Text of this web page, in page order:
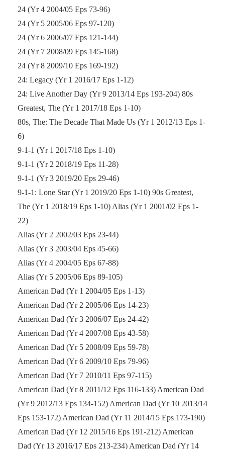
24 (Yr 4 2004/05 Eps 73-96)
24 (Yr 5 2005/06 Eps 97-120)
24 (Yr 6 2006/07 Eps 121-144)
24 (Yr 7 2008/09 Eps 145-168)
24 (Yr 8 2009/10 Eps 169-192)
24: Legacy (Yr 1 2016/17 Eps 1-12)
24: Live Another Day (Yr 9 2013/14 Eps 193-204) 80s
Greatest, The (Yr 1 2017/18 Eps 1-10)
80s, The: The Decade That Made Us (Yr 1 2012/13 Eps 1-
6)
9-1-1 (Yr 1 2017/18 Eps 1-10)
9-1-1 (Yr 2 2018/19 Eps 11-28)
9-1-1 (Yr 3 2019/20 Eps 29-46)
9-1-1: Lone Star (Yr 1 2019/20 Eps 1-10) 90s Greatest,
The (Yr 1 2018/19 Eps 1-10) Alias (Yr 1 2001/02 Eps 1-
22)
Alias (Yr 2 2002/03 Eps 23-44)
Alias (Yr 3 2003/04 Eps 45-66)
Alias (Yr 4 2004/05 Eps 67-88)
Alias (Yr 5 2005/06 Eps 89-105)
American Dad (Yr 1 2004/05 Eps 1-13)
American Dad (Yr 2 2005/06 Eps 14-23)
American Dad (Yr 3 2006/07 Eps 24-42)
American Dad (Yr 4 2007/08 Eps 43-58)
American Dad (Yr 5 2008/09 Eps 59-78)
American Dad (Yr 6 2009/10 Eps 79-96)
American Dad (Yr 7 2010/11 Eps 97-115)
American Dad (Yr 8 2011/12 Eps 116-133) American Dad
(Yr 9 2012/13 Eps 134-152) American Dad (Yr 10 2013/14
Eps 153-172) American Dad (Yr 11 2014/15 Eps 173-190)
American Dad (Yr 12 2015/16 Eps 191-212) American
Dad (Yr 13 2016/17 Eps 213-234) American Dad (Yr 14